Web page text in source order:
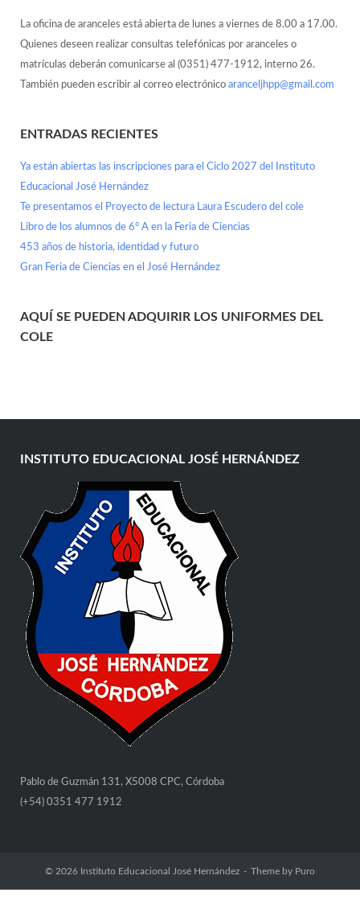
La oficina de aranceles está abierta de lunes a viernes de 8.00 a 17.00.
Quienes deseen realizar consultas telefónicas por aranceles o
matrículas deberán comunicarse al (0351) 477-1912, interno 26.
También pueden escribir al correo electrónico aranceljhpp@gmail.com
ENTRADAS RECIENTES
Ya están abiertas las inscripciones para el Ciclo 2027 del Instituto
Educacional José Hernández
Te presentamos el Proyecto de lectura Laura Escudero del cole
Libro de los alumnos de 6° A en la Feria de Ciencias
453 años de historia, identidad y futuro
Gran Feria de Ciencias en el José Hernández
AQUÍ SE PUEDEN ADQUIRIR LOS UNIFORMES DEL
COLE
INSTITUTO EDUCACIONAL JOSÉ HERNÁNDEZ
Pablo de Guzmán 131, X5008 CPC, Córdoba
(+54) 0351 477 1912
© 2026 Instituto Educacional José Hernández Theme by Puro